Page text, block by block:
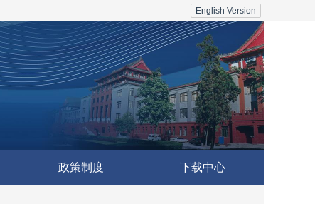
English Version
政策制度 下载中心